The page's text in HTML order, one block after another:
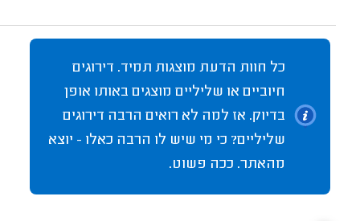
כל חוות הדעת מוצגות תמיד. דירוגים
חיוביים או שליליים מוצגים באותו אופן
בדיוק. אז למה לא רואים הרבה דירוגים
שליליים? כי מי שיש לו הרבה כאלו - יוצא
מהאתר. ככה פשוט.